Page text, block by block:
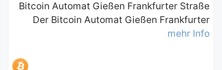
Bitcoin Automat Gießen Frankfurter Straße
Der Bitcoin Automat Gießen Frankfurter
mehr Info